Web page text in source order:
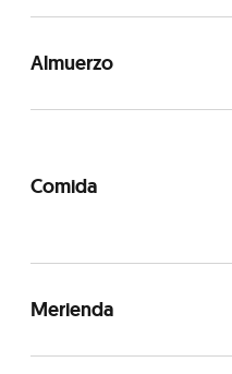
Almuerzo
Comida
Merienda